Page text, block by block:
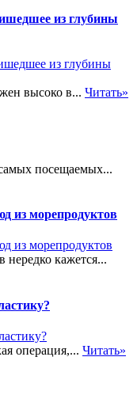
из глубины
высоко в... Читать»
посещаемых...
из морепродуктов
нередко кажется...
операция,... Читать»